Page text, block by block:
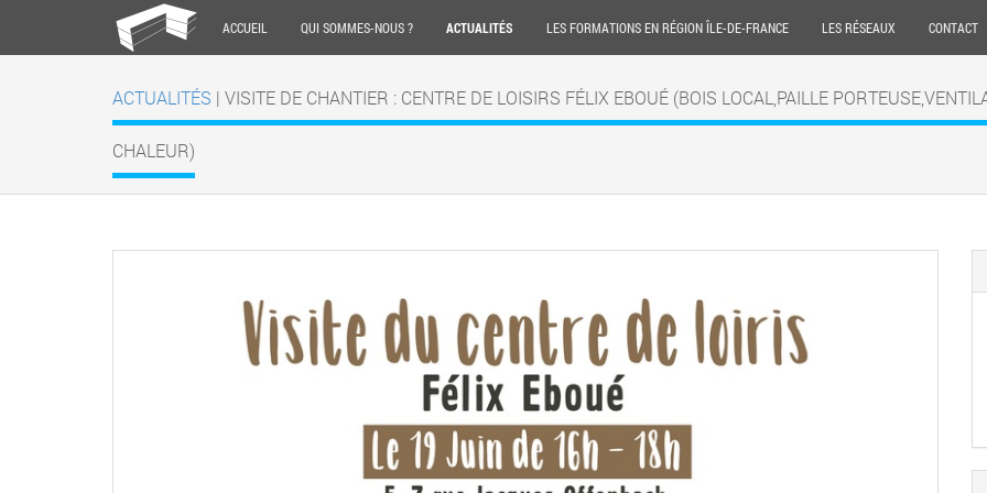
ACCUEIL QUI SOMMES-NOUS ? ACTUALITÉS LES FORMATIONS EN RÉGION ÎLE-DE-FRANCE LES RÉSEAUX CONTACT
ACTUALITÉS | VISITE DE CHANTIER : CENTRE DE LOISIRS FÉLIX EBOUÉ (BOIS LOCAL,PAILLE
CHALEUR)